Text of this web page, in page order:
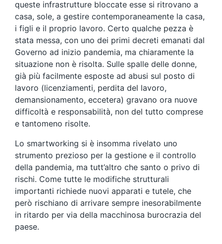
queste infrastrutture bloccate esse si ritrovano a
casa, sole, a gestire contemporaneamente la casa,
i figli e il proprio lavoro. Certo qualche pezza è
stata messa, con uno dei primi decreti emanati dal
Governo ad inizio pandemia, ma chiaramente la
situazione non è risolta. Sulle spalle delle donne,
già più facilmente esposte ad abusi sul posto di
lavoro (licenziamenti, perdita del lavoro,
demansionamento, eccetera) gravano ora nuove
difficoltà e responsabilità, non del tutto comprese
e tantomeno risolte.
Lo smartworking si è insomma rivelato uno
strumento prezioso per la gestione e il controllo
della pandemia, ma tutt’altro che santo o privo di
rischi. Come tutte le modifiche strutturali
importanti richiede nuovi apparati e tutele, che
però rischiano di arrivare sempre inesorabilmente
in ritardo per via della macchinosa burocrazia del
paese.